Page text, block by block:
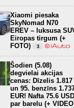
Xiaomi piesaka
SkyNomad N70
EREV – luksusa
Eiropas tirgum (+
FOTO)
3
Šodien (5.08)
degvielai akcijas
cenas: Dīzelis 1.817
un 95. benzīns
EUR! Nafta 75.6 USD
par barelu (+